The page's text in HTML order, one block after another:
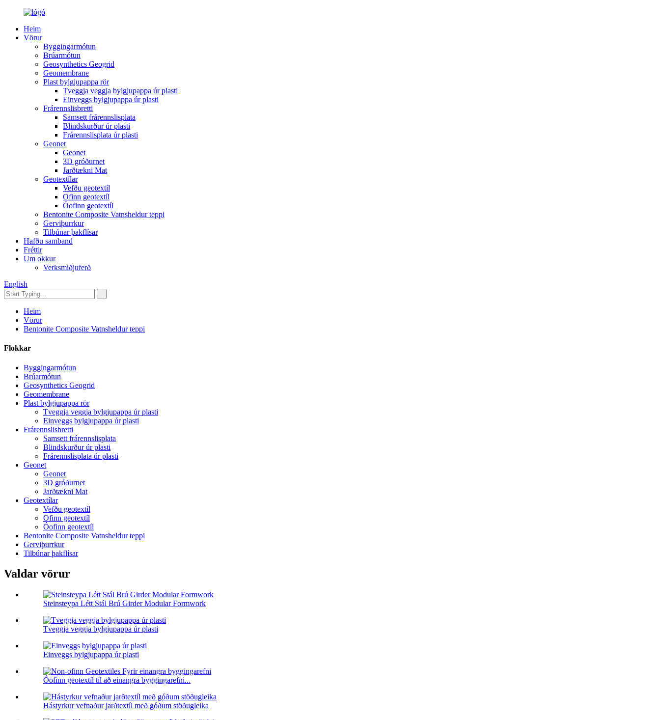
Heim
Vörur
Byggingarmótun
Brúarmótun
Geosynthetics Geogrid
Geomembrane
Plast bylgjupappa rör
Tveggja veggja bylgjupappa úr plasti
Einveggs bylgjupappa úr plasti
Frárennslisbretti
Samsett frárennslisplata
Blindskurður úr plasti
Frárennslisplata úr plasti
Geonet
Geonet
3D gróðurnet
Jarðtækni Mat
Geotextílar
Vefðu geotextíl
Ofinn geotextíl
Óofinn geotextíl
Bentonite Composite Vatnsheldur teppi
Gerviþurrkur
Tilbúnar þakflísar
Hafðu samband
Fréttir
Um okkur
Verksmiðjuferð
English
Heim
Vörur
Bentonite Composite Vatnsheldur teppi
Flokkar
Byggingarmótun
Brúarmótun
Geosynthetics Geogrid
Geomembrane
Plast bylgjupappa rör
Tveggja veggja bylgjupappa úr plasti
Einveggs bylgjupappa úr plasti
Frárennslisbretti
Samsett frárennslisplata
Blindskurður úr plasti
Frárennslisplata úr plasti
Geonet
Geonet
3D gróðurnet
Jarðtækni Mat
Geotextílar
Vefðu geotextíl
Ofinn geotextíl
Óofinn geotextíl
Bentonite Composite Vatnsheldur teppi
Gerviþurrkur
Tilbúnar þakflísar
Valdar vörur
Steinsteypa Létt Stál Brú Girder Modular Formwork
Tveggja veggja bylgjupappa úr plasti
Einveggs bylgjupappa úr plasti
Óofinn geotextíl til að einangra byggingarefni...
Hástyrkur vefnaður jarðtextíl með góðum stöðugleika